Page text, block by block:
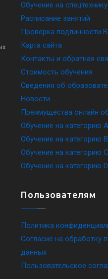
Обучение на спецтехнику
Расписание занятий
Проверка подлинности
Карта сайта
Контакты и обратная
Стоимость обучения
Сведения об
Новости
Преимущества онлайн
Обучение на категорию
Обучение на категорию
Обучение на категорию
Обучение на категорию
Пользователям
Политика
Согласие на обработку
данных
Пользовательское